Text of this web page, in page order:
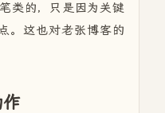
类的，只是因为关键
。这也对老张博客的